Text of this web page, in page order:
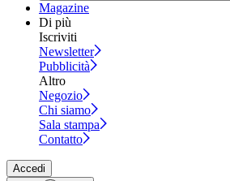
Magazine
Di più
Iscriviti
Newsletter
Pubblicità
Altro
Negozio
Chi siamo
Sala stampa
Contatto
Accedi